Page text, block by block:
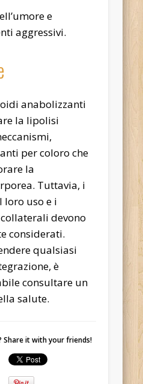
e
aggressivi.
anabolizzanti
la lipolisi
per coloro che
la
Tuttavia, i
loro uso e i
devono
considerati.
qualsiasi
è
consultare un
salute.
Share it with your friends!